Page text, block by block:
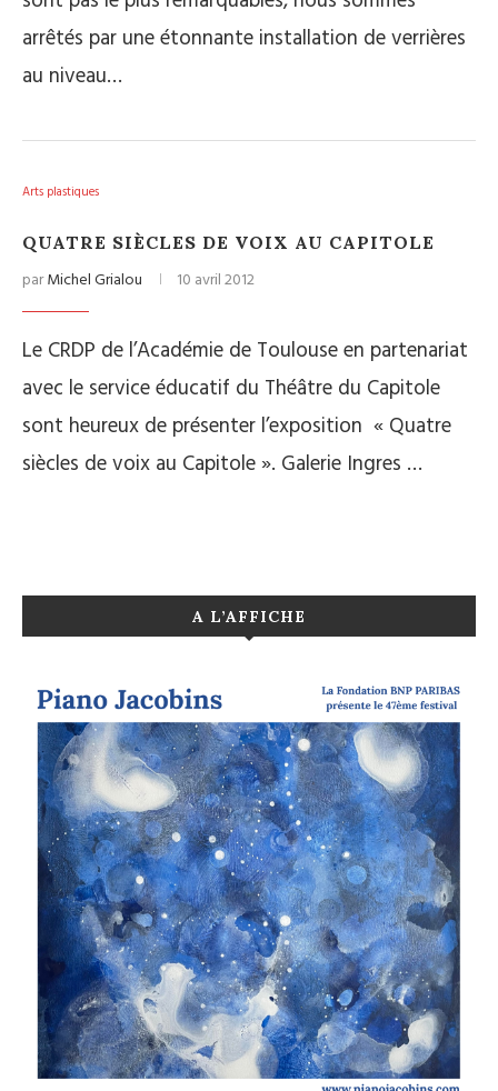
arrêtés par une étonnante installation de verrières
au niveau…
Arts plastiques
QUATRE SIÈCLES DE VOIX AU CAPITOLE
parMichel Grialou 10 avril 2012
Le CRDP de l’Académie de Toulouse en partenariat
avec le service éducatif du Théâtre du Capitole
sont heureux de présenter l’exposition « Quatre
siècles de voix au Capitole ». Galerie Ingres …
A L’AFFICHE